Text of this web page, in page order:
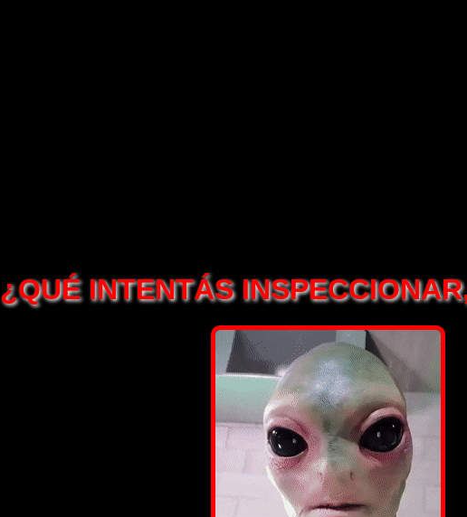
¿QUÉ INTENTÁS